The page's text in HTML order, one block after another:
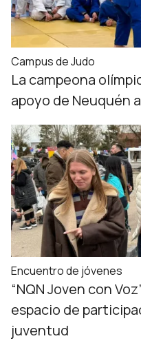
Campus de Judo
La campeona
apoyo de Neuquén
Encuentro de jóvenes
“NQN Joven con
espacio de
juventud